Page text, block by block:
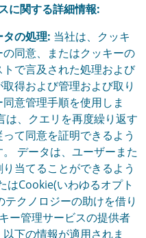
に関する詳細情報:
の処理: 当社は、クッキ
同意、またはクッキーの
で言及された処理および
得および管理および取り
意管理手順を使用しま
は、クエリを再度繰り返す
て同意を証明できるよう
データは、ユーザーまた
当てることができるよう
はCookie(いわゆるオプト
クノロジーの助けを借り
ー管理サービスの提供者
下の情報が適用されま